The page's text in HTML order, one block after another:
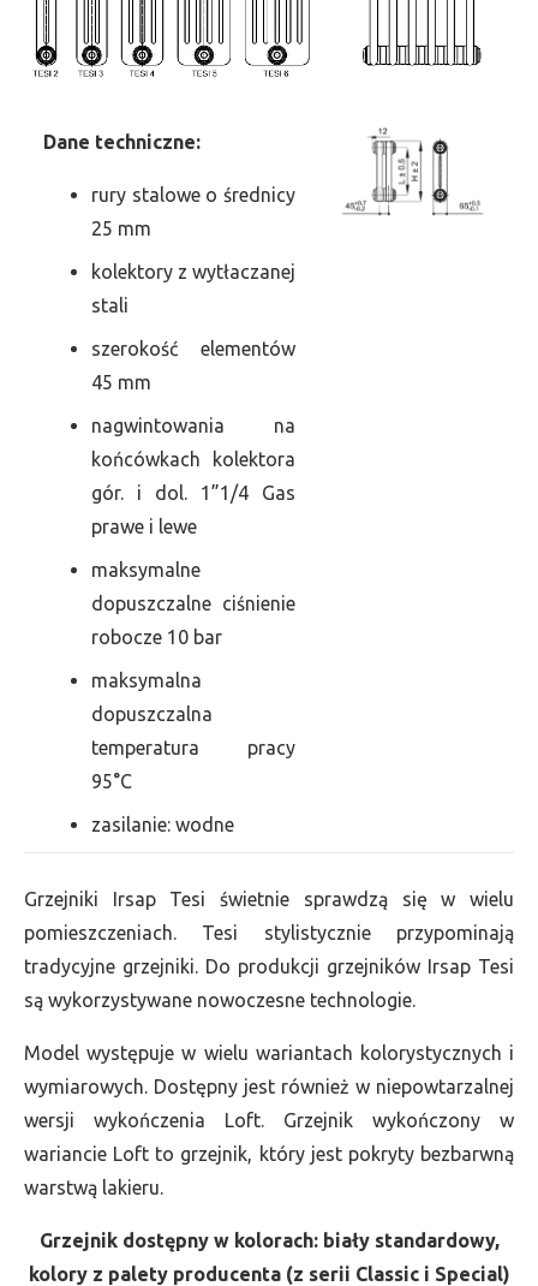
Dane techniczne:
rury stalowe o średnicy
25 mm
kolektory z wytłaczanej
stali
szerokość elementów
45 mm
nagwintowania na
końcówkach kolektora
gór. i dol. 1”1/4 Gas
prawe i lewe
maksymalne
dopuszczalne ciśnienie
robocze 10 bar
maksymalna
dopuszczalna
temperatura pracy
95°C
zasilanie: wodne
Grzejniki Irsap Tesi świetnie sprawdzą się w wielu
pomieszczeniach. Tesi stylistycznie przypominają
tradycyjne grzejniki. Do produkcji grzejników Irsap Tesi
są wykorzystywane nowoczesne technologie.
Model występuje w wielu wariantach kolorystycznych i
wymiarowych. Dostępny jest również w niepowtarzalnej
wersji wykończenia Loft. Grzejnik wykończony w
wariancie Loft to grzejnik, który jest pokryty bezbarwną
warstwą lakieru.
Grzejnik dostępny w kolorach: biały standardowy,
kolory z palety producenta (z serii Classic i Special)